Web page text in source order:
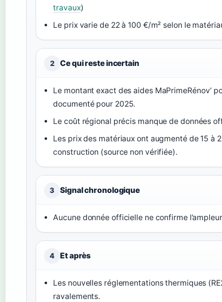
travaux)
Le prix varie de 22 à 100 €/m² selon le
2 Ce qui reste incertain
Le montant exact des aides MaPrimeRénov’
documenté pour 2025.
Le coût régional précis manque de données
Les prix des matériaux ont augmenté de 15 à
construction (source non vérifiée).
3 Signal chronologique
Aucune donnée officielle ne confirme
4 Et après
Les nouvelles réglementations thermiques
ravalements.